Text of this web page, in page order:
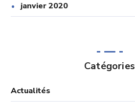
janvier 2020
Catégories
Actualités